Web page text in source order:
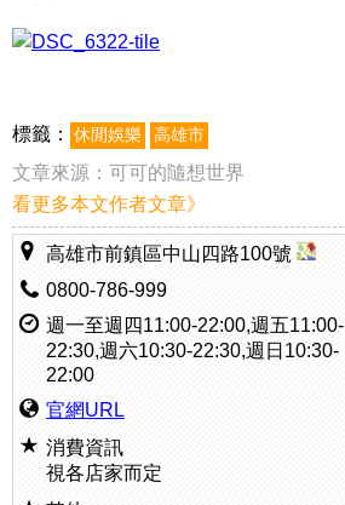
標籤： 休閒娛樂 高雄市
文章來源： 可可的隨想世界
看更多本文作者文章》
高雄市前鎮區中山四路100號
0800-786-999
週一至週四11:00-22:00,週五11:00-
22:30,週六10:30-22:30,週日10:30-
22:00
官網URL
消費資訊
視各店家而定